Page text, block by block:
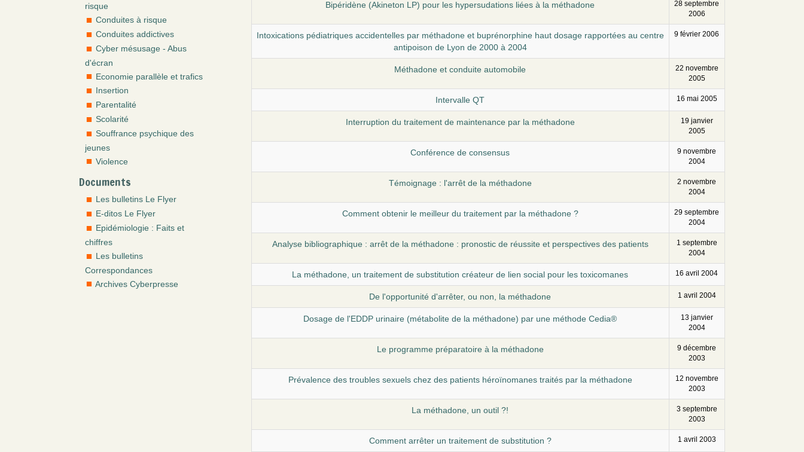
risque
Conduites à risque
Conduites addictives
Cyber mésusage - Abus
d'écran
Economie parallèle et trafics
Insertion
Parentalité
Scolarité
Souffrance psychique des
jeunes
Violence
Documents
Les bulletins Le Flyer
E-ditos Le Flyer
Epidémiologie : Faits et
chiffres
Les bulletins
Correspondances
Archives Cyberpresse
Bipéridène (Akineton LP) pour les hypersudations liées à la méthadone
28 septembre
2006
Intoxications pédiatriques accidentelles par méthadone et buprénorphine haut dosage rapportées au centre
antipoison de Lyon de 2000 à 2004
9 février 2006
Méthadone et conduite automobile
22 novembre
2005
Intervalle QT 16 mai 2005
Interruption du traitement de maintenance par la méthadone
19 janvier
2005
Conférence de consensus
9 novembre
2004
Témoignage : l'arrêt de la méthadone
2 novembre
2004
Comment obtenir le meilleur du traitement par la méthadone ?
29 septembre
2004
Analyse bibliographique : arrêt de la méthadone : pronostic de réussite et perspectives des patients
1 septembre
2004
La méthadone, un traitement de substitution créateur de lien social pour les toxicomanes 16 avril 2004
De l'opportunité d'arrêter, ou non, la méthadone 1 avril 2004
Dosage de l'EDDP urinaire (métabolite de la méthadone) par une méthode Cedia®
13 janvier
2004
Le programme préparatoire à la méthadone
9 décembre
2003
Prévalence des troubles sexuels chez des patients héroïnomanes traités par la méthadone
12 novembre
2003
La méthadone, un outil ?!
3 septembre
2003
Comment arrêter un traitement de substitution ? 1 avril 2003